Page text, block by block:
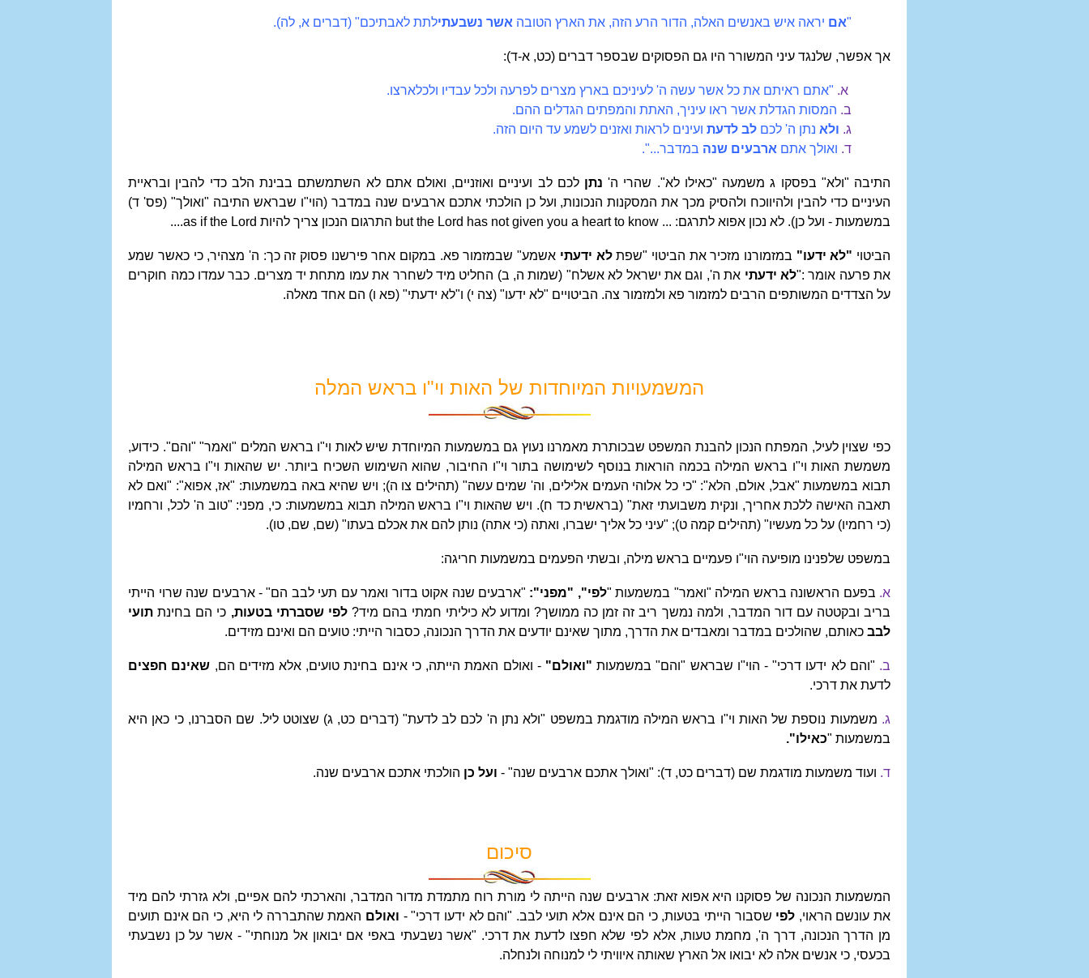
"אם יראה איש באנשים האלה, הדור הרע הזה, את הארץ הטובה אשר נשבעתילתת לאבתיכם" (דברים א, לה)
.
אך אפשר, שלנגד עיני המשורר היו גם הפסוקים שבספר דברים (כט, א-ד):
א. "אתם ראיתם את כל אשר עשה ה' לעיניכם בארץ מצרים לפרעה ולכל עבדיו ולכלארצו.
ב. המסות הגדלת אשר ראו עיניך, האתת והמפתים הגדלים ההם.
ג. ולא נתן ה' לכם לב לדעת ועינים לראות ואזנים לשמע עד היום הזה.
ד. ואולך אתם ארבעים שנה במדבר...".
התיבה "ולא" בפסקו ג משמעה "כאילו לא". שהרי ה' נתן לכם לב ועיניים ואוזניים, ואולם אתם לא השתמשתם בבינת הלב כדי להבין ובראיית
העיניים כדי להבין ולהיווכח ולהסיק מכך את המסקנות הנכונות, ועל כן הולכתי אתכם ארבעים שנה במדבר (הוי"ו שבראש התיבה "ואולך" (פס' ד)
במשמעות - ועל כן). לא נכון אפוא לתרגם: ... but the Lord has not given you a heart to know התרגום הנכון צריך להיות as if the Lord
....
הביטוי "לא ידעו" במזמורנו מזכיר את הביטוי "שפתלא ידעתי אשמע" שבמזמור פא. במקום אחר פירשנו פסוק זה כך: ה' מצהיר, כי כאשר שמע
את פרעה אומר :"לא ידעתי את ה', וגם את ישראל לא אשלח" (שמות ה, ב) החליט מיד לשחרר את עמו מתחת יד מצרים. כבר עמדו כמה חוקרים
על הצדדים המשותפים הרבים למזמור פא ולמזמור צה. הביטויים "לא ידעו" (צה י) ו"לא ידעתי" (פא ו) הם אחד מאלה.
המשמעויות המיוחדות של האות וי"ו בראש המלה
כפי שצוין לעיל, המפתח הנכון להבנת המשפט שבכותרת מאמרנו נעוץ גם במשמעות המיוחדת שיש לאות וי"ו בראש המלים "ואמר" "והם". כידוע,
משמשת האות וי"ו בראש המילה בכמה הוראות בנוסף לשימושה בתור וי"ו החיבור, שהוא השימוש השכיח ביותר. יש שהאות וי"ו בראש המילה
תבוא במשמעות "אבל, אולם, הלא": "כי כל אלוהי העמים אלילים, וה' שמים עשה" (תהילים צו ה); ויש שהיא באה במשמעות: "אז, אפוא": "ואם לא
תאבה האישה ללכת אחריך, ונקית משבועתי זאת" (בראשית כד ח). ויש שהאות וי"ו בראש המילה תבוא במשמעות: כי, מפני: "טוב ה' לכל, ורחמיו
(כי רחמיו) על כל מעשיו" (תהילים קמה ט); "עיני כל אליך ישברו, ואתה (כי אתה) נותן להם את אכלם בעתו" (שם, שם, טו).
במשפט שלפנינו מופיעה הוי"ו פעמיים בראש מילה, ובשתי הפעמים במשמעות חריגה:
א. בפעם הראשונה בראש המילה "ואמר" במשמעות "לפי", "מפני": "ארבעים שנה אקוט בדור ואמר עם תעי לבב הם" - ארבעים שנה שרוי הייתי
בריב ובקטטה עם דור המדבר, ולמה נמשך ריב זה זמן כה ממושך? ומדוע לא כיליתי חמתי בהם מיד?לפי שסברתי בטעות, כי הם בחינת תועי
לבב כאותם, שהולכים במדבר ומאבדים את הדרך, מתוך שאינם יודעים את הדרך הנכונה, כסבור הייתי: טועים הם ואינם מזידים.
ב. "והם לא ידעו דרכי" - הוי"ו שבראש "והם" במשמעות "ואולם" - ואולם האמת הייתה, כי אינם בחינת טועים, אלא מזידים הם, שאינם חפצים
לדעת את דרכי.
ג. משמעות נוספת של האות וי"ו בראש המילה מודגמת במשפט "ולא נתן ה' לכם לב לדעת" (דברים כט, ג) שצוטט ליל. שם הסברנו, כי כאן היא
במשמעות "כאילו".
ד. ועוד משמעות מודגמת שם (דברים כט, ד): "ואולך אתכם ארבעים שנה" - ועל כן הולכתי אתכם ארבעים שנה.
סיכום
המשמעות הנכונה של פסוקנו היא אפוא זאת: ארבעים שנה הייתה לי מורת רוח מתמדת מדור המדבר, והארכתי להם אפיים, ולא גזרתי להם מיד
את עונשם הראוי, לפי שסבור הייתי בטעות, כי הם אינם אלא תועי לבב. "והם לא ידעו דרכי" - ואולם האמת שהתבררה לי היא, כי הם אינם תועים
מן הדרך הנכונה, דרך ה', מחמת טעות, אלא לפי שלא חפצו לדעת את דרכי. "אשר נשבעתי באפי אם יבואון אל מנוחתי" - אשר על כן נשבעתי
בכעסי, כי אנשים אלה לא יבואו אל הארץ שאותה איוויתי לי למנוחה ולנחלה.